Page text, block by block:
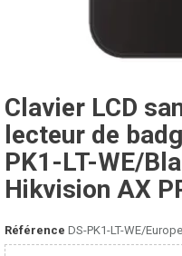
Clavier LCD
lecteur de
PK1-LT-WE/
Hikvision AX
Référence DS-PK1-LT-WE/